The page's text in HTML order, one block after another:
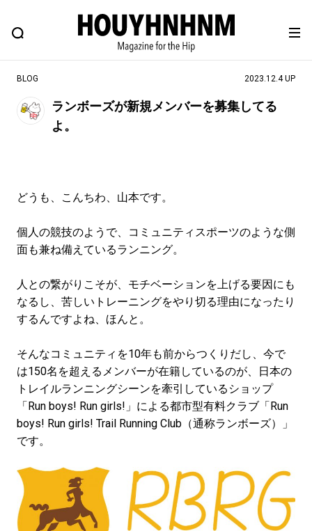
BLOG SNAP
ヒップなファッション、カルチャー、ライフスタイルWEBマガジン
#注目のタグ
#NEW VINTAGE #マイナーグッド図鑑
#GH 銘品の所以 #フイナムのYouTube
#ととけん #FASHION #MUSIC #MOVIE
BLOG 2023.12.4 UP
ランボーズが新規メンバーを募集してる
よ。
どうも、こんちわ、山本です。
個人の競技のようで、コミュニティスポーツのような側
面も兼ね備えているランニング。
人との繋がりこそが、モチベーションを上げる要因にも
なるし、苦しいトレーニングをやり切る理由になったり
するんですよね、ほんと。
そんなコミュニティを10年も前からつくりだし、今で
は150名を超えるメンバーが在籍しているのが、日本の
トレイルランニングシーンを牽引しているショップ
「Run boys! Run girls!」による都市型有料クラブ「Run
boys! Run girls! Trail Running Club（通称ランボーズ）」
です。